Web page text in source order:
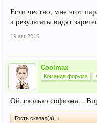
Если честно, мне этот
а результаты видят
19 авг 2015
Coolmax
Команда форума
Ой, сколько софизма...
Гость сказал(а): ↑